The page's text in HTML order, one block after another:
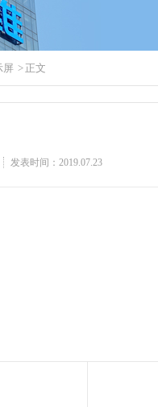
屏 > 正文
发表时间：2019.07.23